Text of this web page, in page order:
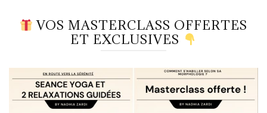
VOS MASTERCLASS OFFERTES
ET EXCLUSIVES